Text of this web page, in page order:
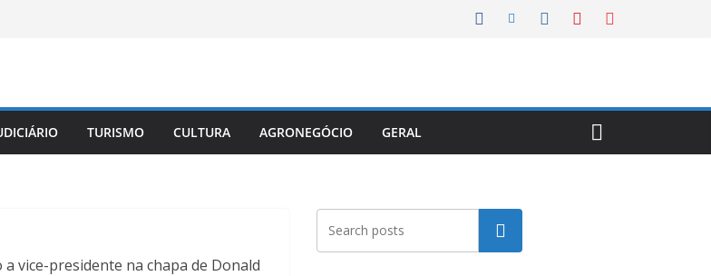
TURISMO CULTURA AGRONEGÓCIO GERAL
vice-presidente na chapa de Donald
Pesquisar